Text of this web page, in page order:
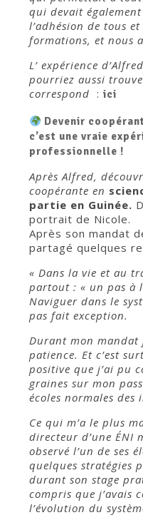
qui devait
l’adhésion de tous
formations, et nous
L’ expérience
pourriez aussi
correspond :ici
Devenir
c’est une vraie
professionnelle !
Après Alfred,
coopérante en
partie en Guinée.
portrait de Nicole.
Après son mandat
partagé quelques
« Dans la vie et au
partout : « un pas à
Naviguer dans le
pas fait exception.
Durant mon mandat
patience. Et c’est
positive que j’ai pu
graines sur mon
écoles normales des
Ce qui m’a le plus
directeur d’une ÉNI
observé l’un de ses
quelques stratégies
durant son stage
compris que j’avais
l’évolution du